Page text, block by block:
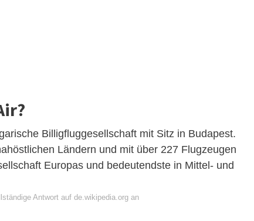
Billigfluggesellschaft mit Sitz in Budapest.
Ländern und mit über 227 Flugzeugen
Europas und bedeutendste in Mittel- und
Antwort auf de.wikipedia.org an